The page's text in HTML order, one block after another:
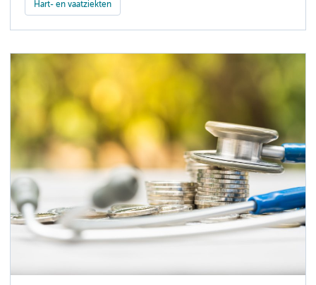
Hart- en vaatziekten